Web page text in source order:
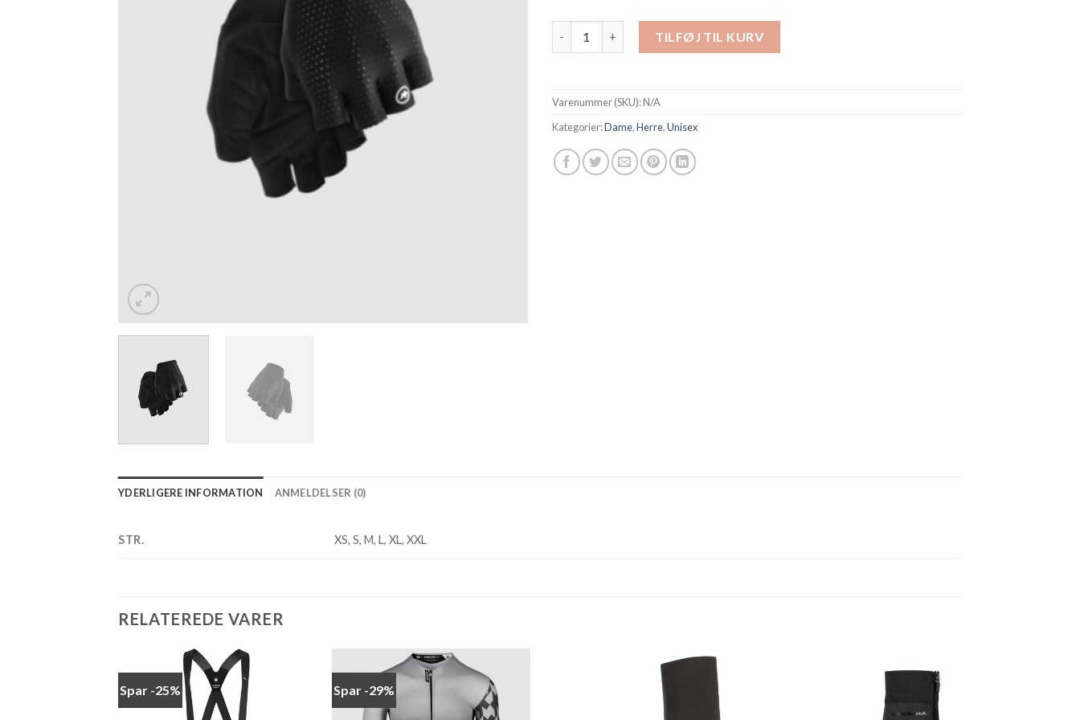
TILFØJ TIL KURV
Varenummer (SKU):N/A
Kategorier:Dame,Herre,Unisex
YDERLIGERE INFORMATION ANMELDELSER (0)
STR. XS, S, M, L, XL, XXL
RELATEREDE VARER
Spar -25% Spar -29%